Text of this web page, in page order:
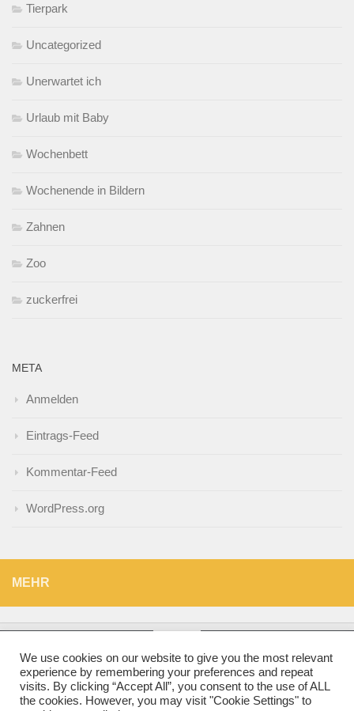
Tierpark
Uncategorized
Unerwartet ich
Urlaub mit Baby
Wochenbett
Wochenende in Bildern
Zahnen
Zoo
zuckerfrei
META
Anmelden
Eintrags-Feed
Kommentar-Feed
WordPress.org
MEHR
Runzelfuesschen © 2026. Alle Rechte vorbehalten.
Präsentiert von - Entworfen mit demHueman-Theme
We use cookies on our website to give you the most relevant
experience by remembering your preferences and repeat
visits. By clicking “Accept All”, you consent to the use of ALL
the cookies. However, you may visit "Cookie Settings" to